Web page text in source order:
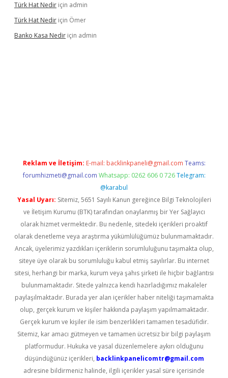
Türk Hat Nedir için admin
Türk Hat Nedir için Ömer
Banko Kasa Nedir için admin
Reklam ve İletişim: E-mail: backlinkpaneli@gmail.com Teams:
forumhizmeti@gmail.com Whatsapp: 0262 606 0 726 Telegram:
@karabul
Yasal Uyarı: Sitemiz, 5651 Sayılı Kanun gereğince Bilgi Teknolojileri
ve İletişim Kurumu (BTK) tarafından onaylanmış bir Yer Sağlayıcı
olarak hizmet vermektedir. Bu nedenle, sitedeki içerikleri proaktif
olarak denetleme veya araştırma yükümlülüğümüz bulunmamaktadır.
Ancak, üyelerimiz yazdıkları içeriklerin sorumluluğunu taşımakta olup,
siteye üye olarak bu sorumluluğu kabul etmiş sayılırlar. Bu internet
sitesi, herhangi bir marka, kurum veya şahıs şirketi ile hiçbir bağlantısı
bulunmamaktadır. Sitede yalnızca kendi hazırladığımız makaleler
paylaşılmaktadır. Burada yer alan içerikler haber niteliği taşımamakta
olup, gerçek kurum ve kişiler hakkında paylaşım yapılmamaktadır.
Gerçek kurum ve kişiler ile isim benzerlikleri tamamen tesadüfidir.
Sitemiz, kar amacı gütmeyen ve tamamen ücretsiz bir bilgi paylaşım
platformudur. Hukuka ve yasal düzenlemelere aykırı olduğunu
düşündüğünüz içerikleri, backlinkpanelicomtr@gmail.com
adresine bildirmeniz halinde, ilgili içerikler yasal süre içerisinde